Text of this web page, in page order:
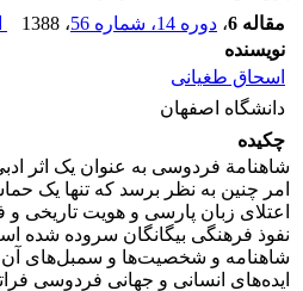
مقاله 6
، دوره 14، شماره 56 ، 1388
نویسنده
اسحاق طغیانی
دانشگاه اصفهان
چکیده
شاهنامة فردوسی به عنوان یک اثر
امر چنین به نظر برسد که تنها یک
اعتلای زبان پارسی و هویت تاریخی و
نفوذ فرهنگی بیگانگان سروده شده
شاهنامه و شخصیت‌ها و سمبل‌های آن
ایده‌های انسانی و جهانی فردوسی